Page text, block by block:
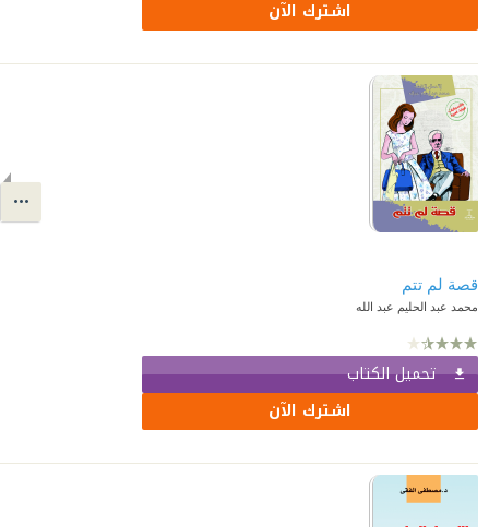
اشترك الآن
قصة لم تتم
محمد عبد الحليم عبد الله
تحميل الكتاب
اشترك الآن